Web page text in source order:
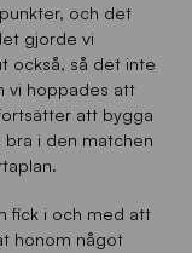
och det
gjorde vi
också, så det inte
vi hoppades att
att bygga
i den matchen
fick i och med att
honom något